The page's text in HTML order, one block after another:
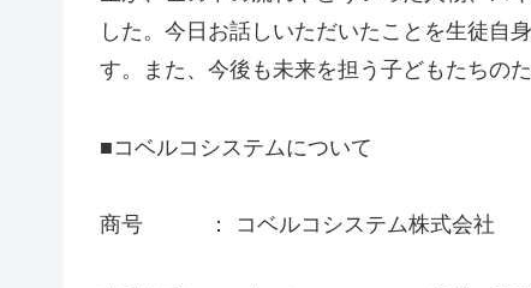
した。今日お話しいただいたことを生徒自
す。また、今後も未来を担う子どもたちの
■コベルコシステムについて
商号 ： コベルコシステム株式会社